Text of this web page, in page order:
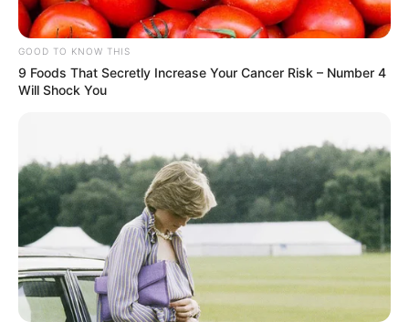
GOOD TO KNOW THIS
9 Foods That Secretly Increase Your Cancer Risk – Number 4
Will Shock You